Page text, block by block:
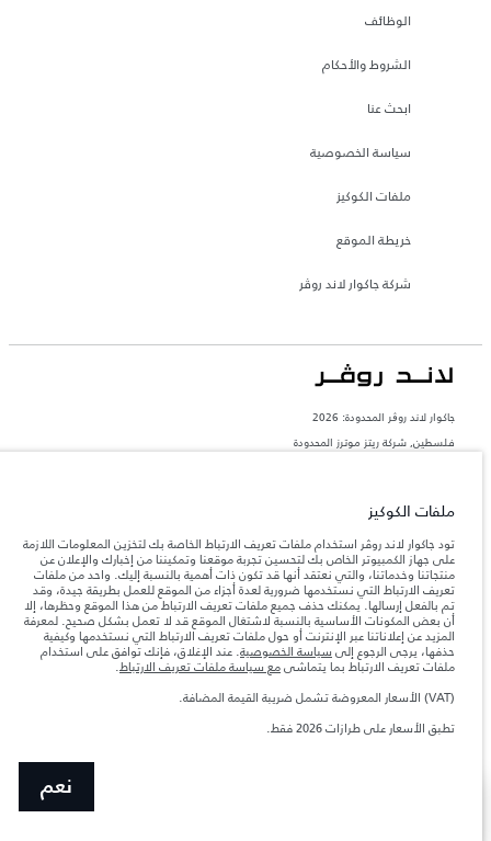
الوظائف
الشروط والأحكام
ابحث عنا
سياسة الخصوصية
ملفات الكوكيز
خريطة الموقع
شركة جاكوار لاند روڤر
جاكوار لاند روڨر المحدودة: 2026
فلسطين, شركة ريتز موترز المحدودة
والحمولة.
المعلومات والمواصفات والأسعار والألوان المذكورة على هذا الموقع قد تختلف من بلد إلى
آخر، كما أنّها قد تتغير بدون إشعار مسبق. الرجاء التواصل مع وكيلنا المحلي للتأكد من توفّرها
والتحقق من الأسعار.
ملاحظة مهمة حول الصور والمواصفات. إن النقص العالمي في أشباه الموصلات يؤثر حاليًا
في مواصفات تصميم السيارات وتوفر الخيارات وتوقيتات التصاميم. هذا ظرف ديناميكي
للغاية، ونتيجة لذلك، قد لا تمثّل الصور المستخدَمة ضمن موقع الويب حاليًا المواصفات الحالية
بالكامل بالنسبة إلى الميزات والخيارات والحلية ومجموعات الألوان. يرجى استشارة وكيلك الذي
سيتمكّن من تأكيد أي تقييدات حالية معك للسماح لك باتخاذ قرار مدروس
الأرقام المقدمة هي نتيجة لاختبارات المصنع الرسمية وفقاً لتشريعات الاتحاد الأوروبي. قد
الأرقام بغرض المقارنة فحسب.‎‎‎
ملفات الكوكيز
تود جاكوار لاند روڤر استخدام ملفات تعريف الارتباط الخاصة بك لتخزين المعلومات اللازمة
على جهاز الكمبيوتر الخاص بك لتحسين تجربة موقعنا وتمكيننا من إخبارك والإعلان عن
منتجاتنا وخدماتنا، والتي نعتقد أنها قد تكون ذات أهمية بالنسبة إليك. واحد من ملفات
تعريف الارتباط التي نستخدمها ضرورية لعدة أجزاء من الموقع للعمل بطريقة جيدة، وقد
تم بالفعل إرسالها. يمكنك حذف جميع ملفات تعريف الارتباط من هذا الموقع وحظرها، إلا
أن بعض المكونات الأساسية بالنسبة لاشتغال الموقع قد لا تعمل بشكل صحيح. لمعرفة
المزيد عن إعلاناتنا عبر الإنترنت أو حول ملفات تعريف الارتباط التي نستخدمها وكيفية
حذفها، يرجى الرجوع إلى سياسة الخصوصية. عند الإغلاق، فإنك توافق على استخدام
ملفات تعريف الارتباط بما يتماشىمع سياسة ملفات تعريف الارتباط.
(VAT) الأسعار المعروضة تشمل ضريبة القيمة المضافة.
تطبق الأسعار على طرازات 2026 فقط.
نعم
ابحث عن وكيل